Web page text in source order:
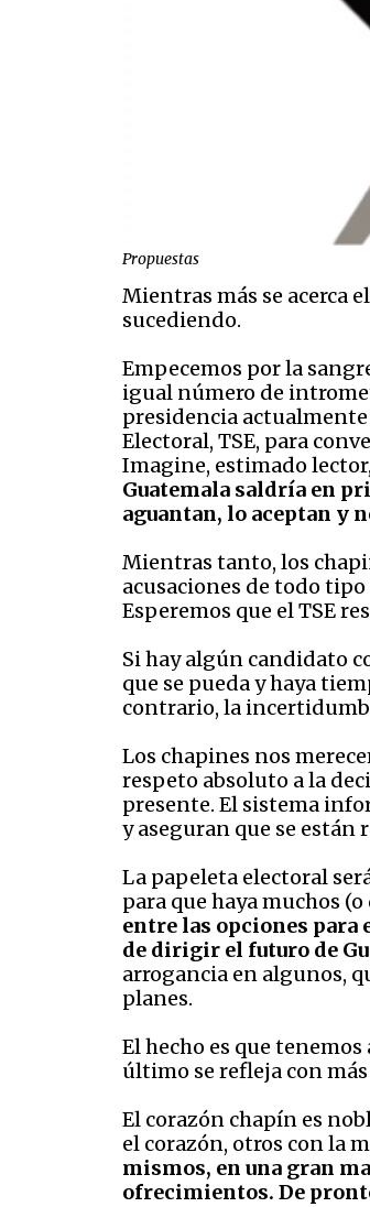
Propuestas
Mientras más se acerca
sucediendo.
Empecemos por la
igual número de
presidencia
Electoral, TSE, para
Imagine, estimado
Guatemala saldría en
aguantan, lo aceptan y
Mientras tanto, los
acusaciones de todo
Esperemos que el TSE
Si hay algún candidato
que se pueda y haya
contrario, la
Los chapines nos
respeto absoluto a la
presente. El sistema
y aseguran que se están
La papeleta electoral
para que haya muchos
entre las opciones para
de dirigir el futuro de
arrogancia en algunos,
planes.
El hecho es que
último se refleja con
El corazón chapín es
el corazón, otros con la
mismos, en una gran
ofrecimientos. De